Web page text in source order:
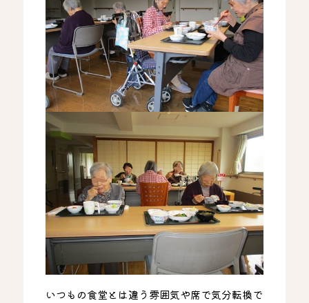
いつもの食堂とは違う雰囲気や席で気分転換で